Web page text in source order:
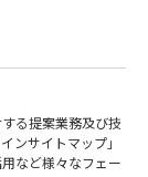
る提案業務及び技
ンサイトマップ」
など様々なフェー